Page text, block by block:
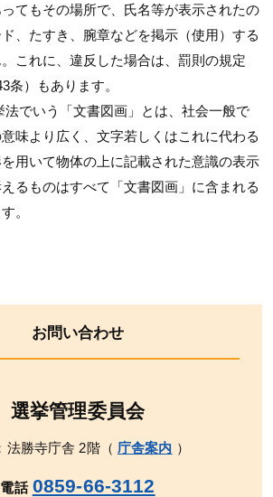
てもその場所で、氏名等が表示されたの
、たすき、腕章などを掲示（使用）する
これに、違反した場合は、罰則の規定
条）もあります。
でいう「文書図画」とは、社会一般で
味より広く、文字若しくはこれに代わる
用いて物体の上に記載された意識の表示
るものはすべて「文書図画」に含まれる
。
お問い合わせ
選挙管理委員会
法勝寺庁舎 2階（ 庁舎案内 ）
電話 0859-66-3112